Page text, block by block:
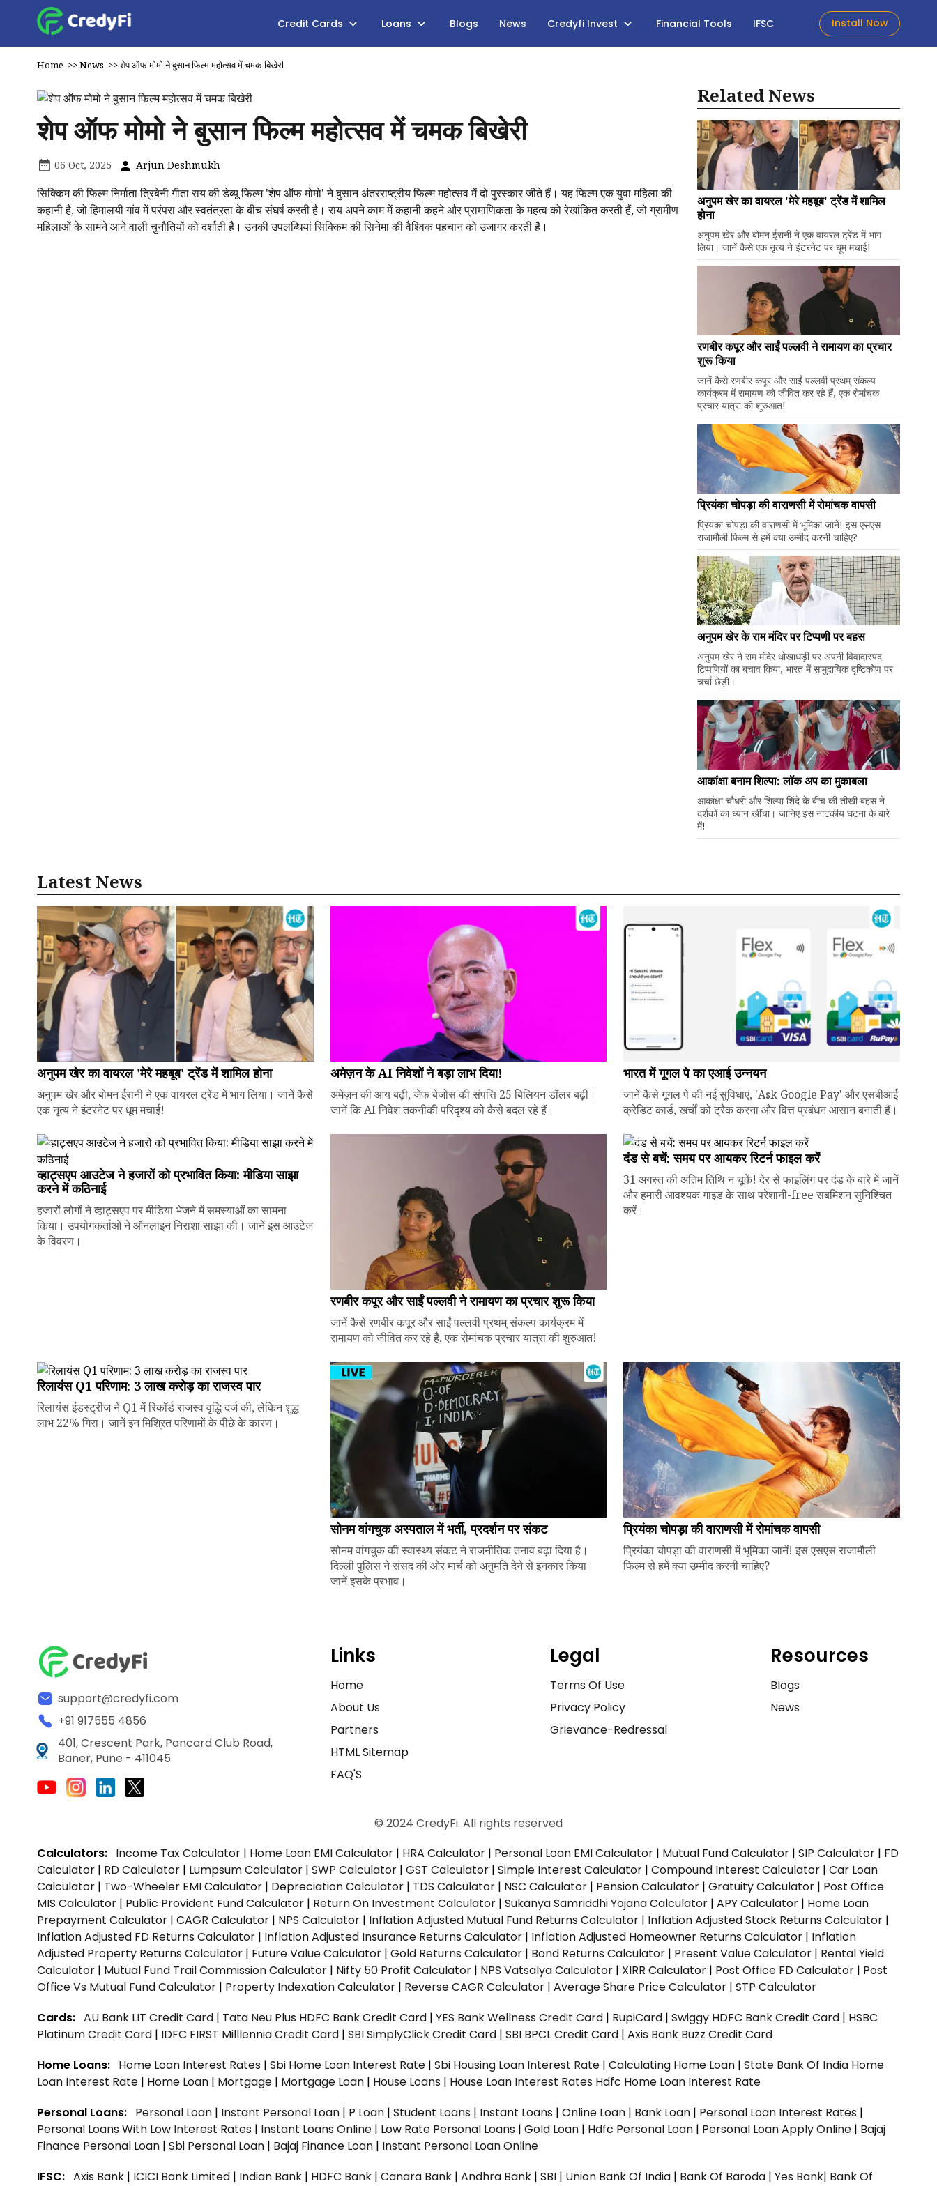
Credit Cards Loans Blogs News Credyfi Invest Financial Tools IFSC Install Now
Home >>News >>शेप ऑफ मोमो ने बुसान फिल्म महोत्सव में चमक बिखेरी
शेप ऑफ मोमो ने बुसान फिल्म महोत्सव में चमक बिखेरी
06 Oct, 2025 Arjun Deshmukh
सिक्किम की फिल्म निर्माता त्रिबेनी गीता राय की डेब्यू फिल्म 'शेप ऑफ मोमो' ने बुसान अंतरराष्ट्रीय फिल्म महोत्सव में दो पुरस्कार जीते हैं। यह फिल्म एक युवा महिला की
कहानी है, जो हिमालयी गांव में परंपरा और स्वतंत्रता के बीच संघर्ष करती है। राय अपने काम में कहानी कहने और प्रामाणिकता के महत्व को रेखांकित करती हैं, जो ग्रामीण
महिलाओं के सामने आने वाली चुनौतियों को दर्शाती है। उनकी उपलब्धियां सिक्किम की सिनेमा की वैश्विक पहचान को उजागर करती हैं।
Related News
अनुपम खेर का वायरल 'मेरे महबूब' ट्रेंड में शामिल
होना
अनुपम खेर और बोमन ईरानी ने एक वायरल ट्रेंड में भाग
लिया। जानें कैसे एक नृत्य ने इंटरनेट पर धूम मचाई!
रणबीर कपूर और साईं पल्लवी ने रामायण का प्रचार
शुरू किया
जानें कैसे रणबीर कपूर और साईं पल्लवी प्रथम् संकल्प
कार्यक्रम में रामायण को जीवित कर रहे हैं, एक रोमांचक
प्रचार यात्रा की शुरुआत!
प्रियंका चोपड़ा की वाराणसी में रोमांचक वापसी
प्रियंका चोपड़ा की वाराणसी में भूमिका जानें! इस एसएस
राजामौली फिल्म से हमें क्या उम्मीद करनी चाहिए?
अनुपम खेर के राम मंदिर पर टिप्पणी पर बहस
अनुपम खेर ने राम मंदिर धोखाधड़ी पर अपनी विवादास्पद
टिप्पणियों का बचाव किया, भारत में सामुदायिक दृष्टिकोण पर
चर्चा छेड़ी।
आकांक्षा बनाम शिल्पा: लॉक अप का मुकाबला
आकांक्षा चौधरी और शिल्पा शिंदे के बीच की तीखी बहस ने
दर्शकों का ध्यान खींचा। जानिए इस नाटकीय घटना के बारे
में!
Latest News
अनुपम खेर का वायरल 'मेरे महबूब' ट्रेंड में शामिल होना
अनुपम खेर और बोमन ईरानी ने एक वायरल ट्रेंड में भाग लिया। जानें कैसे
एक नृत्य ने इंटरनेट पर धूम मचाई!
अमेज़न के AI निवेशों ने बड़ा लाभ दिया!
अमेज़न की आय बढ़ी, जेफ बेजोस की संपत्ति 25 बिलियन डॉलर बढ़ी।
जानें कि AI निवेश तकनीकी परिदृश्य को कैसे बदल रहे हैं।
भारत में गूगल पे का एआई उन्नयन
जानें कैसे गूगल पे की नई सुविधाएं, 'Ask Google Pay' और एसबीआई
क्रेडिट कार्ड, खर्चों को ट्रैक करना और वित्त प्रबंधन आसान बनाती हैं।
व्हाट्सएप आउटेज ने हजारों को प्रभावित किया: मीडिया साझा
करने में कठिनाई
हजारों लोगों ने व्हाट्सएप पर मीडिया भेजने में समस्याओं का सामना
किया। उपयोगकर्ताओं ने ऑनलाइन निराशा साझा की। जानें इस आउटेज
के विवरण।
रणबीर कपूर और साईं पल्लवी ने रामायण का प्रचार शुरू किया
जानें कैसे रणबीर कपूर और साईं पल्लवी प्रथम् संकल्प कार्यक्रम में
रामायण को जीवित कर रहे हैं, एक रोमांचक प्रचार यात्रा की शुरुआत!
दंड से बचें: समय पर आयकर रिटर्न फाइल करें
31 अगस्त की अंतिम तिथि न चूकें! देर से फाइलिंग पर दंड के बारे में जानें
और हमारी आवश्यक गाइड के साथ परेशानी-free सबमिशन सुनिश्चित
करें।
रिलायंस Q1 परिणाम: ₹3 लाख करोड़ का राजस्व पार
रिलायंस इंडस्ट्रीज ने Q1 में रिकॉर्ड राजस्व वृद्धि दर्ज की, लेकिन शुद्ध
लाभ 22% गिरा। जानें इन मिश्रित परिणामों के पीछे के कारण।
सोनम वांगचुक अस्पताल में भर्ती, प्रदर्शन पर संकट
सोनम वांगचुक की स्वास्थ्य संकट ने राजनीतिक तनाव बढ़ा दिया है।
दिल्ली पुलिस ने संसद की ओर मार्च को अनुमति देने से इनकार किया।
जानें इसके प्रभाव।
प्रियंका चोपड़ा की वाराणसी में रोमांचक वापसी
प्रियंका चोपड़ा की वाराणसी में भूमिका जानें! इस एसएस राजामौली
फिल्म से हमें क्या उम्मीद करनी चाहिए?
support@credyfi.com
+91 917555 4856
401, Crescent Park, Pancard Club Road,
Baner, Pune - 411045
Links
Home
About Us
Partners
HTML Sitemap
FAQ'S
Legal
Terms Of Use
Privacy Policy
Grievance-Redressal
Resources
Blogs
News
© 2024 CredyFi. All rights reserved
Calculators: Income Tax Calculator | Home Loan EMI Calculator | HRA Calculator | Personal Loan EMI Calculator | Mutual Fund Calculator | SIP Calculator | FD
Calculator | RD Calculator | Lumpsum Calculator | SWP Calculator | GST Calculator | Simple Interest Calculator | Compound Interest Calculator | Car Loan
Calculator | Two-Wheeler EMI Calculator | Depreciation Calculator | TDS Calculator | NSC Calculator | Pension Calculator | Gratuity Calculator | Post Office
MIS Calculator | Public Provident Fund Calculator | Return On Investment Calculator | Sukanya Samriddhi Yojana Calculator | APY Calculator | Home Loan
Prepayment Calculator | CAGR Calculator | NPS Calculator | Inflation Adjusted Mutual Fund Returns Calculator | Inflation Adjusted Stock Returns Calculator |
Inflation Adjusted FD Returns Calculator | Inflation Adjusted Insurance Returns Calculator | Inflation Adjusted Homeowner Returns Calculator | Inflation
Adjusted Property Returns Calculator | Future Value Calculator | Gold Returns Calculator | Bond Returns Calculator | Present Value Calculator | Rental Yield
Calculator | Mutual Fund Trail Commission Calculator | Nifty 50 Profit Calculator | NPS Vatsalya Calculator | XIRR Calculator | Post Office FD Calculator | Post
Office Vs Mutual Fund Calculator | Property Indexation Calculator | Reverse CAGR Calculator | Average Share Price Calculator | STP Calculator
Cards: AU Bank LIT Credit Card | Tata Neu Plus HDFC Bank Credit Card | YES Bank Wellness Credit Card | RupiCard | Swiggy HDFC Bank Credit Card | HSBC
Platinum Credit Card | IDFC FIRST Milllennia Credit Card | SBI SimplyClick Credit Card | SBI BPCL Credit Card | Axis Bank Buzz Credit Card
Home Loans: Home Loan Interest Rates | Sbi Home Loan Interest Rate | Sbi Housing Loan Interest Rate | Calculating Home Loan | State Bank Of India Home
Loan Interest Rate | Home Loan | Mortgage | Mortgage Loan | House Loans | House Loan Interest Rates Hdfc Home Loan Interest Rate
Personal Loans: Personal Loan | Instant Personal Loan | P Loan | Student Loans | Instant Loans | Online Loan | Bank Loan | Personal Loan Interest Rates |
Personal Loans With Low Interest Rates | Instant Loans Online | Low Rate Personal Loans | Gold Loan | Hdfc Personal Loan | Personal Loan Apply Online | Bajaj
Finance Personal Loan | Sbi Personal Loan | Bajaj Finance Loan | Instant Personal Loan Online
IFSC: Axis Bank | ICICI Bank Limited | Indian Bank | HDFC Bank | Canara Bank | Andhra Bank | SBI | Union Bank Of India | Bank Of Baroda | Yes Bank| Bank Of